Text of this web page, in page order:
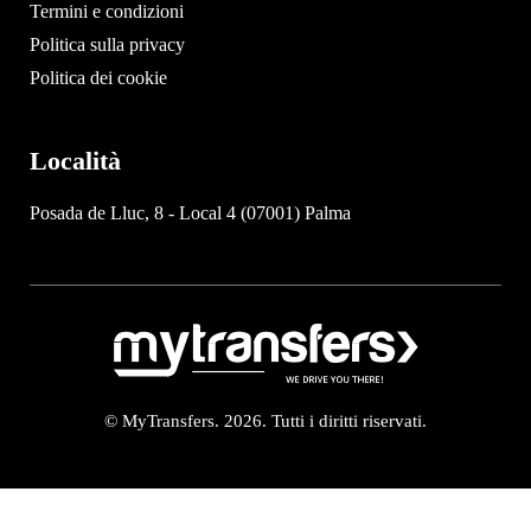
Termini e condizioni
Politica sulla privacy
Politica dei cookie
Località
Posada de Lluc, 8 - Local 4 (07001) Palma
© MyTransfers. 2026. Tutti i diritti riservati.